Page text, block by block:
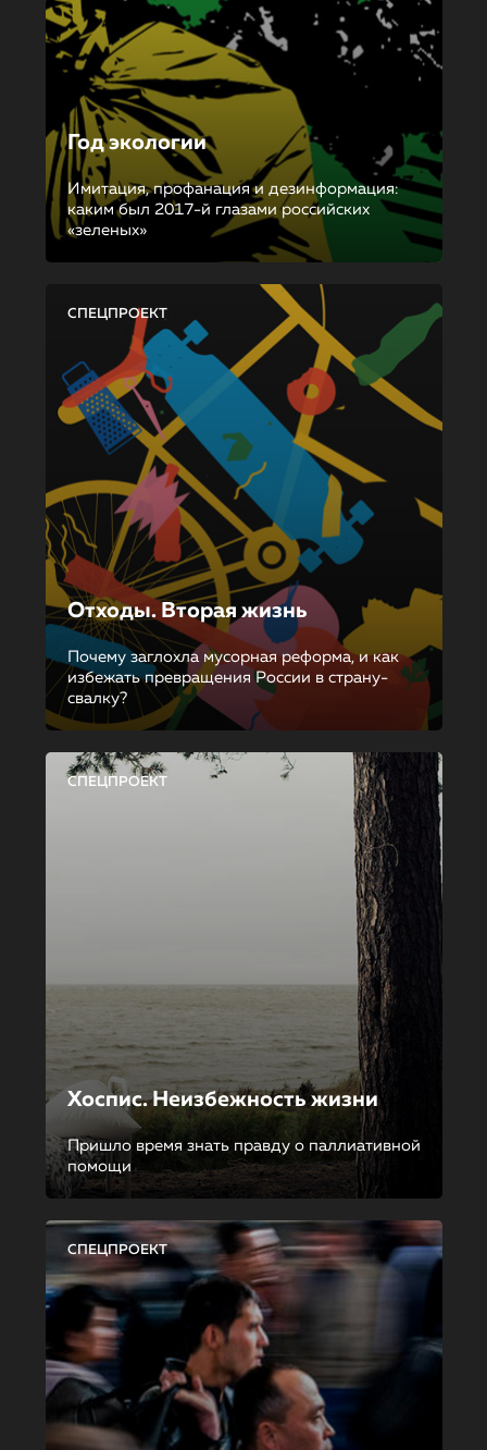
Год экологии
Имитация, профанация и дезинформация:
каким был 2017-й глазами российских
«зеленых»
СПЕЦПРОЕКТ
Отходы. Вторая жизнь
Почему заглохла мусорная реформа, и как
избежать превращения России в страну-
свалку?
СПЕЦПРОЕКТ
Хоспис. Неизбежность жизни
Пришло время знать правду о паллиативной
помощи
СПЕЦПРОЕКТ